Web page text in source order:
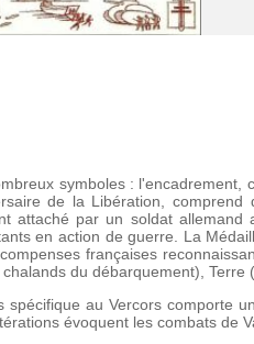
symboles :
de la Libération, comprend
attaché par un soldat
en action de guerre. La
françaises
du débarquement), Terre
spécifique au Vercors comporte
évoquent les combats de